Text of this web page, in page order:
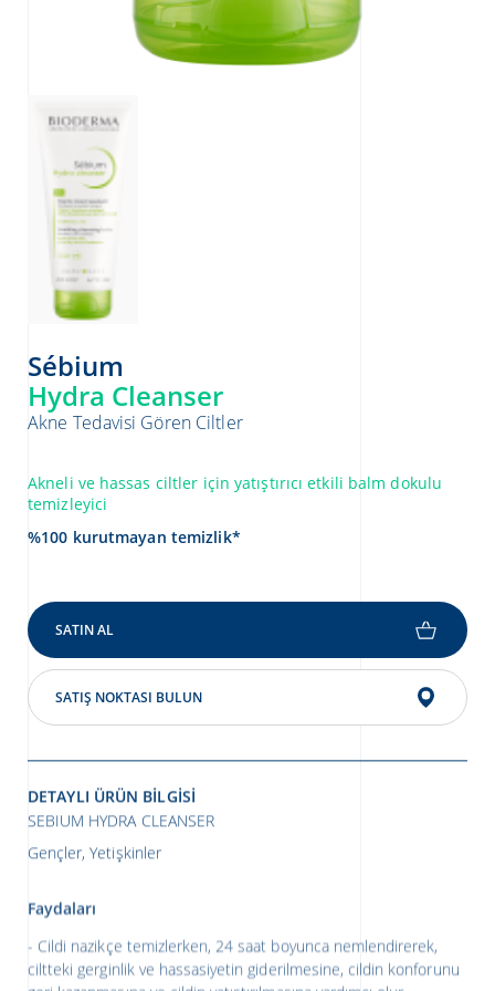
Sébium
Hydra Cleanser
Akne Tedavisi Gören Ciltler​
Akneli ve hassas ciltler için yatıştırıcı etkili balm dokulu
temizleyici
%100 kurutmayan temizlik*
SATIN AL
SATIŞ NOKTASI BULUN
DETAYLI ÜRÜN BILGISI
SEBIUM HYDRA CLEANSER
Gençler, Yetişkinler
Faydaları
Cildi nazikçe temizlerken, 24 saat boyunca nemlendirerek,
ciltteki gerginlik ve hassasiyetin giderilmesine, cildin konforunu
geri kazanmasına ve cildin yatıştırılmasına yardımcı olur.